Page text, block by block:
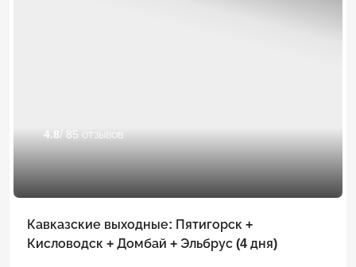
4.8/ 85 отзывов
Кавказские выходные: Пятигорск +
Кисловодск + Домбай + Эльбрус (4 дня)